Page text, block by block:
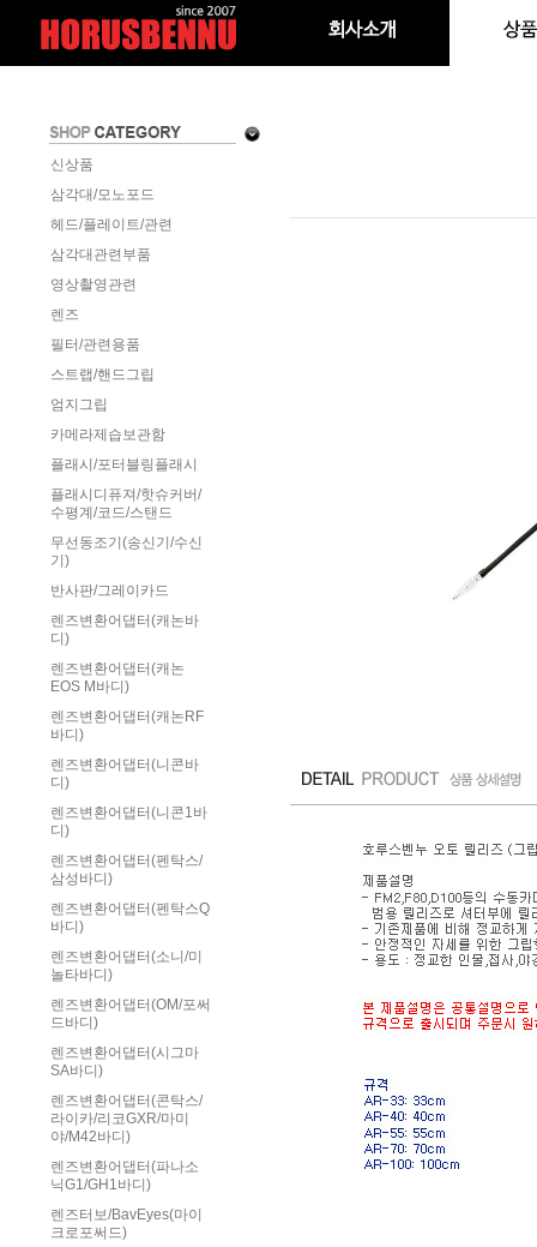
신상품
삼각대/모노포드
헤드/플레이트/관련
삼각대관련부품
영상촬영관련
렌즈
필터/관련용품
스트랩/핸드그립
엄지그립
카메라제습보관함
플래시/포터블링플래시
플래시디퓨져/핫슈커버/
수평계/코드/스탠드
무선동조기(송신기/수신
기)
반사판/그레이카드
렌즈변환어댑터(캐논바
디)
렌즈변환어댑터(캐논
EOS M바디)
렌즈변환어댑터(캐논RF
바디)
렌즈변환어댑터(니콘바
디)
렌즈변환어댑터(니콘1바
디)
렌즈변환어댑터(펜탁스/
삼성바디)
렌즈변환어댑터(펜탁스Q
바디)
렌즈변환어댑터(소니/미
놀타바디)
렌즈변환어댑터(OM/포써
드바디)
렌즈변환어댑터(시그마
SA바디)
렌즈변환어댑터(콘탁스/
라이카/리코GXR/마미
야/M42바디)
렌즈변환어댑터(파나소
닉G1/GH1바디)
렌즈터보/BavEyes(마이
크로포써드)